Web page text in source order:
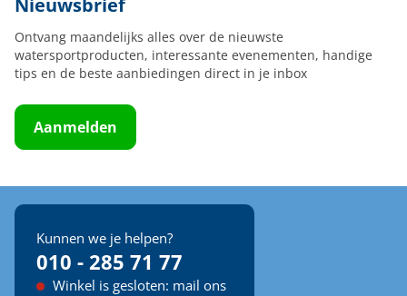
Nieuwsbrief
Ontvang maandelijks alles over de nieuwste
watersportproducten, interessante evenementen, handige
tips en de beste aanbiedingen direct in je inbox
Aanmelden
Kunnen we je helpen?
010 - 285 71 77
Winkel is gesloten: mail ons